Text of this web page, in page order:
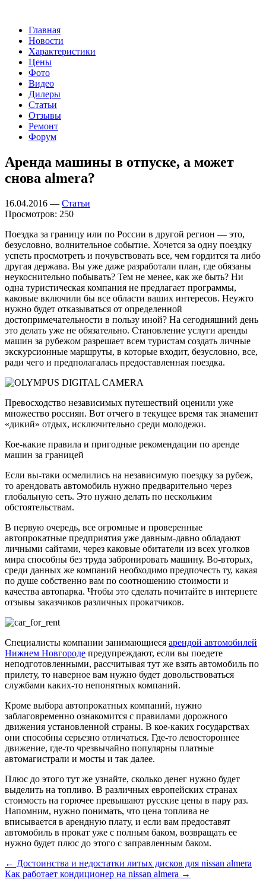
Главная
Новости
Характеристики
Цены
Фото
Видео
Дилеры
Статьи
Отзывы
Ремонт
Форум
Аренда машины в отпуске, а может
снова almera?
16.04.2016 — Статьи
Просмотров: 250
Поездка за границу или по России в другой регион — это,
безусловно, волнительное событие. Хочется за одну поездку
успеть просмотреть и почувствовать все, чем гордится та либо
другая держава. Вы уже даже разработали план, где обязаны
неукоснительно побывать? Тем не менее, как же быть? Ни
одна туристическая компания не предлагает программы,
каковые включили бы все области ваших интересов. Неужто
нужно будет отказываться от определенной
достопримечательности в пользу иной? На сегодняшний день
это делать уже не обязательно. Становление услуги аренды
машин за рубежом разрешает всем туристам создать личные
экскурсионные маршруты, в которые входит, безусловно, все,
ради чего и предполагалась предоставленная поездка.
Превосходство независимых путешествий оценили уже
множество россиян. Вот отчего в текущее время так знаменит
«дикий» отдых, исключительно среди молодежи.
Кое-какие правила и пригодные рекомендации по аренде
машин за границей
Если вы-таки осмелились на независимую поездку за рубеж,
то арендовать автомобиль нужно предварительно через
глобальную сеть. Это нужно делать по нескольким
обстоятельствам.
В первую очередь, все огромные и проверенные
автопрокатные предприятия уже давным-давно обладают
личными сайтами, через каковые обитатели из всех уголков
мира способны без труда забронировать машину. Во-вторых,
среди данных же компаний необходимо предпочесть ту, какая
по душе собственно вам по соотношению стоимости и
качества автопарка. Чтобы это сделать почитайте в интернете
отзывы заказчиков различных прокатчиков.
Специалисты компании занимающиеся арендой автомобилей
Нижнем Новгороде предупреждают, если вы поедете
неподготовленными, рассчитывая тут же взять автомобиль по
прилету, то наверное вам нужно будет довольствоваться
службами каких-то непонятных компаний.
Кроме выбора автопрокатных компаний, нужно
заблаговременно ознакомится с правилами дорожного
движения установленной страны. В кое-каких государствах
они способны серьезно отличаться. Где-то левостороннее
движение, где-то чрезвычайно популярны платные
автомагистрали и мосты и так далее.
Плюс до этого тут же узнайте, сколько денег нужно будет
выделить на топливо. В различных европейских странах
стоимость на горючее превышают русские цены в пару раз.
Напомним, нужно понимать, что цена топлива не
вписывается в арендную плату, и если вам предоставят
автомобиль в прокат уже с полным баком, возвращать ее
нужно будет плюс до этого с заправленным баком.
← Достоинства и недостатки литых дисков для nissan almera
Как работает кондиционер на nissan almera →